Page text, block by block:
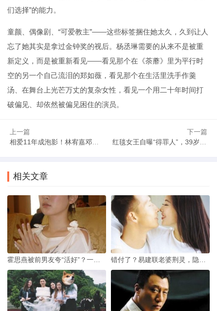
们选择”的能力。
童颜、偶像剧、“可爱教主”——这些标签捆住她太久，久到让人
忘了她其实是拿过金钟奖的视后。杨丞琳需要的从来不是被重
新定义，而是被重新看见——看见那个在《荼蘼》里为平行时
空的另一个自己流泪的郑如薇，看见那个在生活里洗手作羹
汤、在舞台上光芒万丈的复杂女性，看见一个用二十年时间打
破偏见、却依然被偏见困住的演员。
上一篇
相爱11年成泡影！林宥嘉邓紫棋分手原因大揭秘
下一篇
红毯女王自曝“得罪人”，39岁杨幂不必讨好的底气
相关文章